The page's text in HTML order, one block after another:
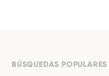
BÚSQUEDAS POPULARES